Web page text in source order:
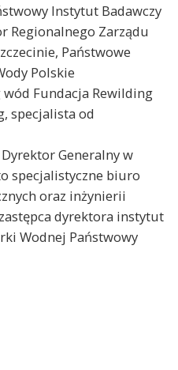
Instytut Badawczy
Regionalnego Zarządu
Państwowe
Polskie
wód Fundacja Rewilding
specjalista od
Generalny w
specjalistyczne biuro
oraz inżynierii
dyrektora instytut
Wodnej Państwowy